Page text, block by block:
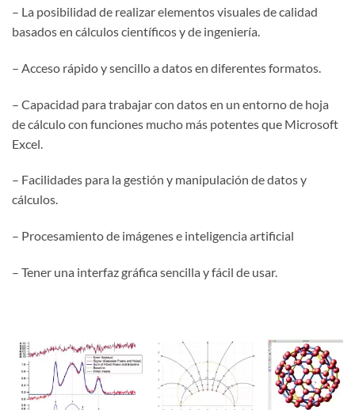
– La posibilidad de realizar elementos visuales de calidad
basados ​​en cálculos científicos y de ingeniería.
– Acceso rápido y sencillo a datos en diferentes formatos.
– Capacidad para trabajar con datos en un entorno de hoja
de cálculo con funciones mucho más potentes que Microsoft
Excel.
– Facilidades para la gestión y manipulación de datos y
cálculos.
– Procesamiento de imágenes e inteligencia artificial
– Tener una interfaz gráfica sencilla y fácil de usar.